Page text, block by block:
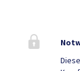
Facebook